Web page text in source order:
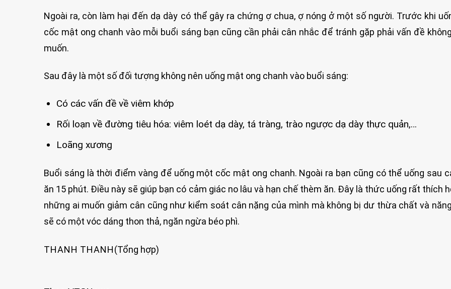
Ngoài ra, còn làm hại đến dạ dày có thể gây ra chứng ợ chua, ợ nóng ở một số người. Trước khi
cốc mật ong chanh vào mỗi buổi sáng bạn cũng cần phải cân nhắc để tránh gặp phải vấn đề
muốn.
Sau đây là một số đối tượng không nên uống mật ong chanh vào buổi sáng:
Có các vấn đề về viêm khớp
Rối loạn về đường tiêu hóa: viêm loét dạ dày, tá tràng, trào ngược dạ dày thực quản,…
Loãng xương
Buổi sáng là thời điểm vàng để uống một cốc mật ong chanh. Ngoài ra bạn cũng có thể uống sau
ăn 15 phút. Điều này sẽ giúp bạn có cảm giác no lâu và hạn chế thèm ăn. Đây là thức uống rất thích
những ai muốn giảm cân cũng như kiểm soát cân nặng của mình mà không bị dư thừa chất và
sẽ có một vóc dáng thon thả, ngăn ngừa béo phì.
THANH THANH(Tổng hợp)